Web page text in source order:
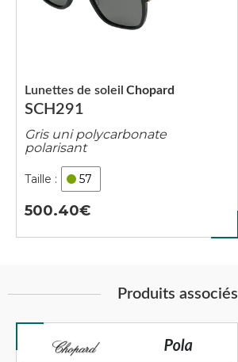
SCH291
Lunettes de soleil Chopard
Gris uni polycarbonate
polarisant
57
500.40
Produits associés